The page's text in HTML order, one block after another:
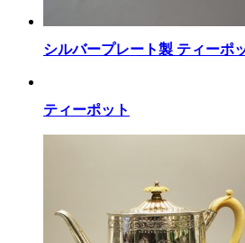
シルバープレート製 ティーポ
ティーポット